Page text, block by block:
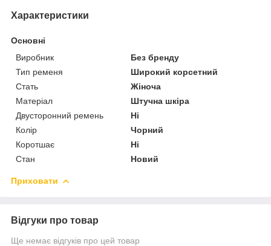
Характеристики
Основні
Виробник
Без бренду
Тип ременя
Широкий корсетний
Стать
Жіноча
Матеріал
Штучна шкіра
Двусторонний ремень
Ні
Колір
Чорний
Коротшає
Ні
Стан
Новий
Приховати
Відгуки про товар
Ще немає відгуків про цей товар